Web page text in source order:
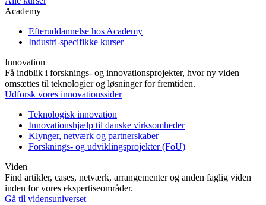
Academy
Efteruddannelse hos Academy
Industri-specifikke kurser
Innovation
Få indblik i forsknings- og innovationsprojekter, hvor ny viden
omsættes til teknologier og løsninger for fremtiden.
Udforsk vores innovationssider
Teknologisk innovation
Innovationshjælp til danske virksomheder
Klynger, netværk og partnerskaber
Forsknings- og udviklingsprojekter (FoU)
Viden
Find artikler, cases, netværk, arrangementer og anden faglig viden
inden for vores ekspertiseområder.
Gå til vidensuniverset